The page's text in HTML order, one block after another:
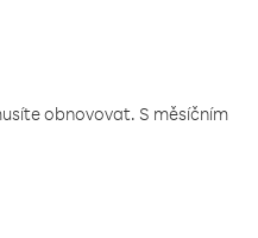
obnovovat. S měsíčním